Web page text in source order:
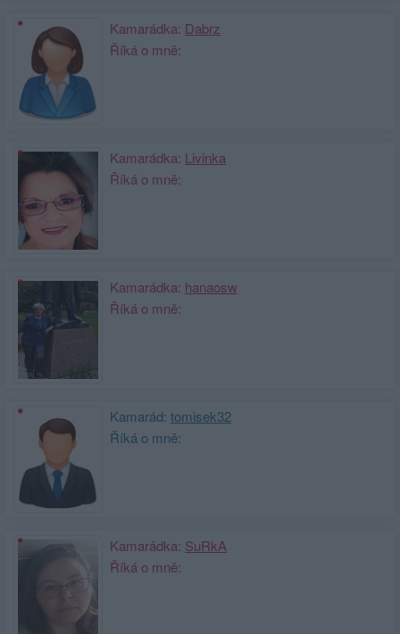
Kamarádka: Dabrz
Říká o mně:
Kamarádka: Livinka
Říká o mně:
Kamarádka: hanaosw
Říká o mně:
Kamarád: tomisek32
Říká o mně:
Kamarádka: SuRkA
Říká o mně: